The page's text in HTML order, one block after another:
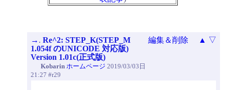
→ . Re^2: STEP_K(STEP_M
1.054f のUNICODE 対応版)
Version 1.01c(正式版)
Kobarin ホームページ 2019/03/03日
21:27 #r29
編集＆削除 ▲ ▽